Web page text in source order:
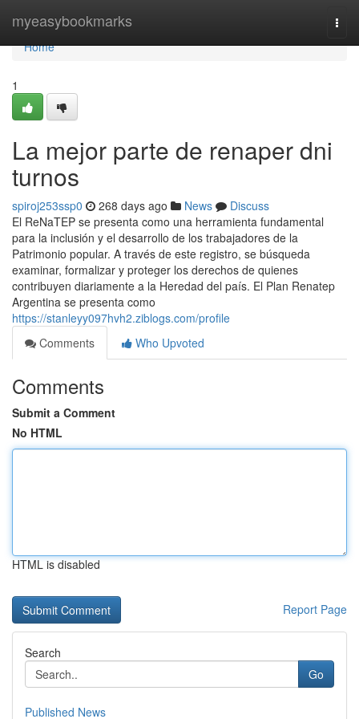
myeasybookmarks
Home
Home
1
La mejor parte de renaper dni
turnos
spiroj253ssp0 268 days ago News
Discuss
El⁣ ReNaTEP se presenta como ‍una ⁣herramienta fundamental
para la inclusión y el desarrollo de los trabajadores de la
Patrimonio popular. ⁣A través de este registro,⁣ se búsqueda
examinar, formalizar y proteger los derechos de quienes
contribuyen diariamente a la Heredad del país. El Plan Renatep
Argentina se presenta como
https://stanleyy097hvh2.ziblogs.com/profile
Comments
Who Upvoted
Comments
Submit a Comment
No HTML
HTML is disabled
Report Page
Search
Go
Published News